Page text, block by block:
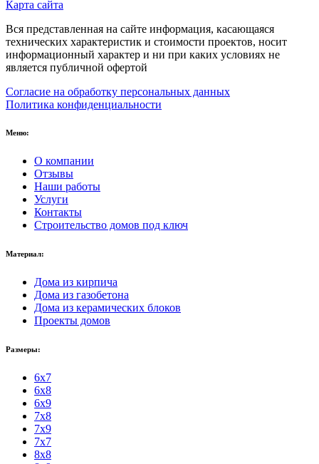
Карта сайта
Вся представленная на сайте информация, касающаяся
технических характеристик и стоимости проектов, носит
информационный характер и ни при каких условиях не
является публичной офертой
Согласие на обработку персональных данных
Политика конфиденциальности
Меню:
О компании
Отзывы
Наши работы
Услуги
Контакты
Строительство домов под ключ
Материал:
Дома из кирпича
Дома из газобетона
Дома из керамических блоков
Проекты домов
Размеры:
6x7
6x8
6x9
7x8
7x9
7x7
8x8